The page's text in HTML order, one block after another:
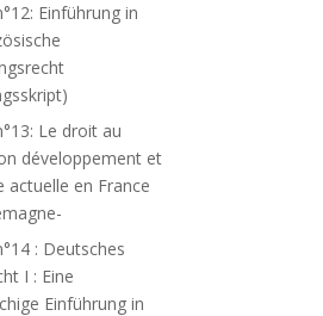
Einführung in
Le droit au
développement et
actuelle en France
: Deutsches
I : Eine
Einführung in